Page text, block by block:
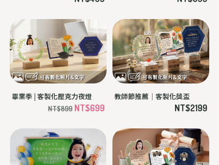
畢業季 | 客製化壓克力夜燈
NT$899 NT$699
教師節推薦｜客製化獎盃
NT$2199